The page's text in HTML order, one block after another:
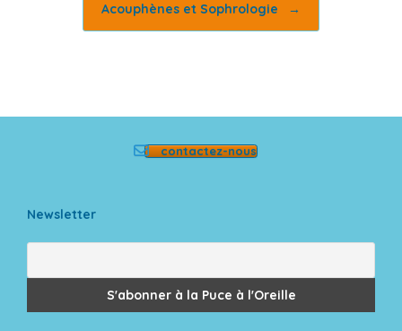
Acouphènes et Sophrologie →
contactez-nous
Newsletter